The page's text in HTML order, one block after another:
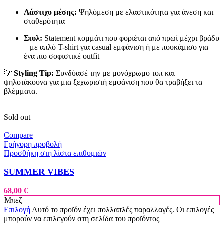
Λάστιχο μέσης: Ψηλόμεση με ελαστικότητα για άνεση και
σταθερότητα
Στυλ: Statement κομμάτι που φοριέται από πρωί μέχρι βράδυ
– με απλό T-shirt για casual εμφάνιση ή με πουκάμισο για
ένα πιο σοφιστικέ outfit
💡 Styling Tip: Συνδύασέ την με μονόχρωμο τοπ και
ψηλοτάκουνα για μια ξεχωριστή εμφάνιση που θα τραβήξει τα
βλέμματα.
Sold out
Compare
Γρήγορη προβολή
Προσθήκη στη λίστα επιθυμιών
SUMMER VIBES
68,00 €
Μπεζ
Επιλογή Αυτό το προϊόν έχει πολλαπλές παραλλαγές. Οι επιλογές
μπορούν να επιλεγούν στη σελίδα του προϊόντος